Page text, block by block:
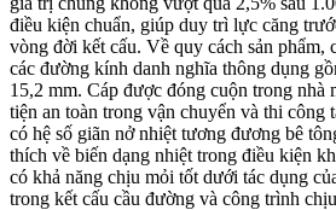
điều kiện chuẩn, giúp duy trì lực căng
vòng đời kết cấu. Về quy cách sản phẩm,
các đường kính danh nghĩa thông dụng
15,2 mm. Cáp được đóng cuộn trong nhà
tiện an toàn trong vận chuyển và thi
có hệ số giãn nở nhiệt tương đương bê
thích về biến dạng nhiệt trong điều kiện
có khả năng chịu mỏi tốt dưới tác dụng
trong kết cấu cầu đường và công trình